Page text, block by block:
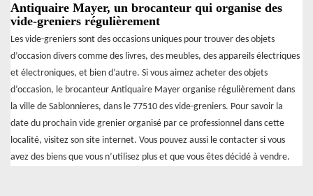
Antiquaire Mayer, un brocanteur qui organise des
vide-greniers régulièrement
Les vide-greniers sont des occasions uniques pour trouver des objets
d’occasion divers comme des livres, des meubles, des appareils électriques
et électroniques, et bien d’autre. Si vous aimez acheter des objets
d’occasion, le brocanteur Antiquaire Mayer organise régulièrement dans
la ville de Sablonnieres, dans le 77510 des vide-greniers. Pour savoir la
date du prochain vide grenier organisé par ce professionnel dans cette
localité, visitez son site internet. Vous pouvez aussi le contacter si vous
avez des biens que vous n’utilisez plus et que vous êtes décidé à vendre.